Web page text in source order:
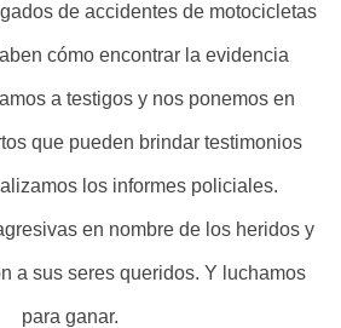
de accidentes de motocicletas
cómo encontrar la evidencia
a testigos y nos ponemos en
que pueden brindar testimonios
los informes policiales.
en nombre de los heridos y
a sus seres queridos. Y luchamos
para ganar.